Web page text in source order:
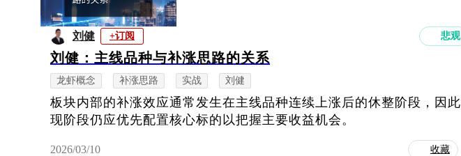
刘健 +订阅 悲观
刘健：主线品种与补涨思路的关系
龙虾概念 补涨思路 实战 刘健
板块内部的补涨效应通常发生在主线品种连续上涨后的休整阶段，因此
现阶段仍应优先配置核心标的以把握主要收益机会。
2026/03/10 收藏